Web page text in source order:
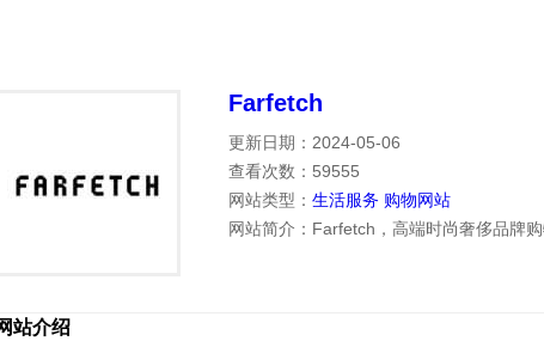
Farfetch
更新日期：2024-05-06
查看次数：59555
网站类型： 生活服务 购物网站
网站简介：Farfetch，高端时尚奢侈品牌
站介绍